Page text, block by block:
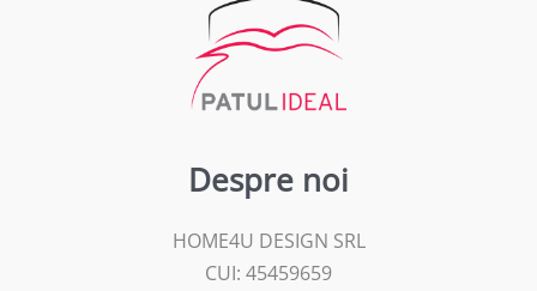
Despre noi
HOME4U DESIGN SRL
CUI: 45459659